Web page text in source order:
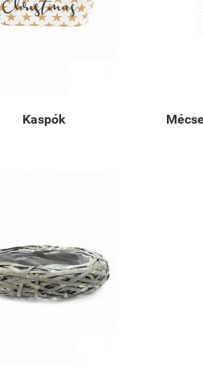
Kaspók